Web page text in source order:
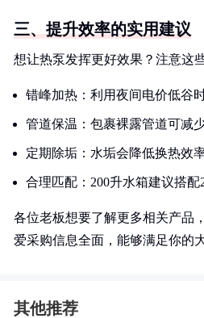
三、提升效率的实用建议
想让热泵发挥更好效果？注意这
错峰加热：利用夜间电价低谷
管道保温：包裹裸露管道可减
定期除垢：水垢会降低换热效
合理匹配：200升水箱建议搭
各位老板想要了解更多相关产品
爱采购信息全面，能够满足你的
其他推荐